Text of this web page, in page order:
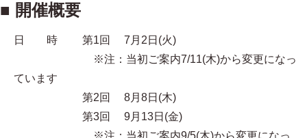
■ 開催概要
日 時 第1回 7月2日(火)
※注：当初ご案内7/11(木)から変更になっ
ています
第2回 8月8日(木)
第3回 9月13日(金)
※注：当初ご案内9/5(木)から変更になっ